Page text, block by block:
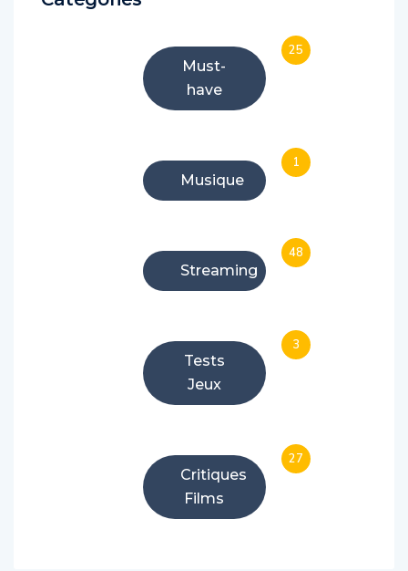
Must-
have
25
Musique
1
Streaming
48
Tests
Jeux
3
Critiques
Films
27